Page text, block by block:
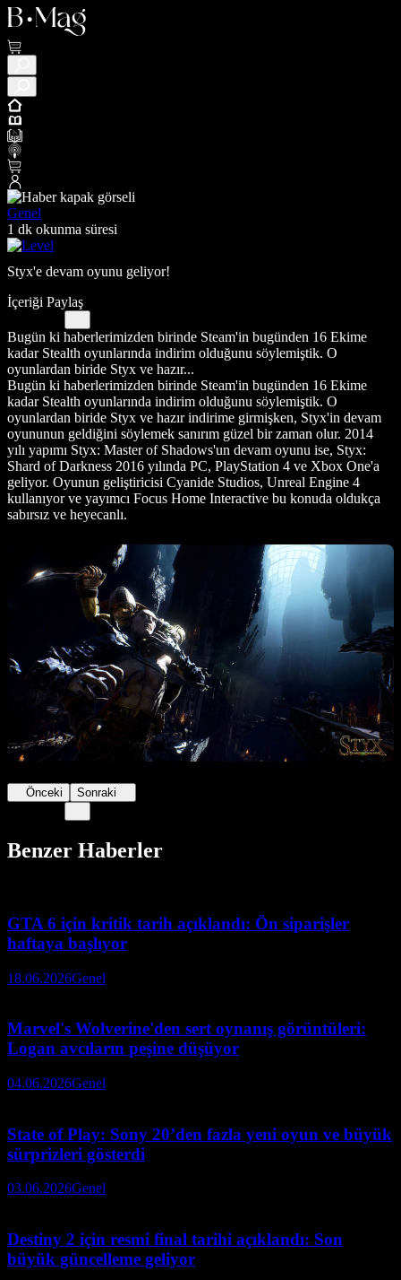
Genel
1 dk okunma süresi
Styx'e devam oyunu geliyor!
İçeriği Paylaş
Bugün ki haberlerimizden birinde Steam'in bugünden 16 Ekime
kadar Stealth oyunlarında indirim olduğunu söylemiştik. O
oyunlardan biride Styx ve hazır...
Bugün ki haberlerimizden birinde Steam'in bugünden 16 Ekime
kadar Stealth oyunlarında indirim olduğunu söylemiştik. O
oyunlardan biride Styx ve hazır indirime girmişken, Styx'in devam
oyununun geldiğini söylemek sanırım güzel bir zaman olur. 2014
yılı yapımı Styx: Master of Shadows'un devam oyunu ise, Styx:
Shard of Darkness 2016 yılında PC, PlayStation 4 ve Xbox One'a
geliyor. Oyunun geliştiricisi Cyanide Studios, Unreal Engine 4
kullanıyor ve yayımcı Focus Home Interactive bu konuda oldukça
sabırsız ve heyecanlı.
Önceki Sonraki
Benzer Haberler
GTA 6 için kritik tarih açıklandı: Ön siparişler
haftaya başlıyor
18.06.2026Genel
Marvel's Wolverine'den sert oynanış görüntüleri:
Logan avcıların peşine düşüyor
04.06.2026Genel
State of Play: Sony 20’den fazla yeni oyun ve büyük
sürprizleri gösterdi
03.06.2026Genel
Destiny 2 için resmi final tarihi açıklandı: Son
büyük güncelleme geliyor